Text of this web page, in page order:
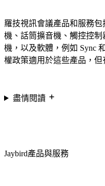
羅技視訊會議產品和服務
機、話筒擴音機、觸控控
機，以及軟體，例如 Sync
權政策適用於這些產品，但
盡情閱讀
Jaybird產品與服務